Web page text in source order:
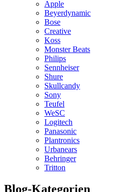
Apple
Beyerdynamic
Bose
Creative
Koss
Monster Beats
Philips
Sennheiser
Shure
Skullcandy
Sony
Teufel
WeSC
Logitech
Panasonic
Plantronics
Urbanears
Behringer
Tritton
Blog-Kategorien